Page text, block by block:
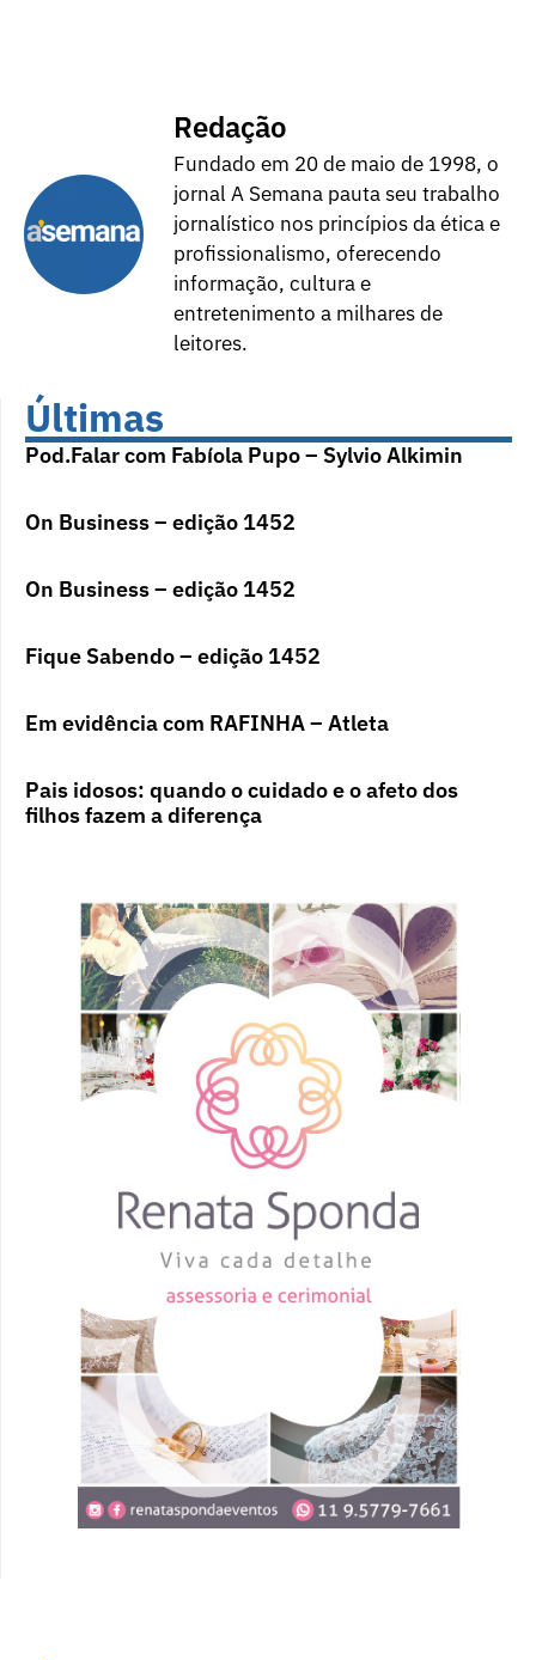
Redação
Fundado em 20 de maio de 1998, o
jornal A Semana pauta seu trabalho
jornalístico nos princípios da ética e
profissionalismo, oferecendo
informação, cultura e
entretenimento a milhares de
leitores.
Últimas
Pod.Falar com Fabíola Pupo – Sylvio Alkimin
On Business – edição 1452
On Business – edição 1452
Fique Sabendo – edição 1452
Em evidência com RAFINHA – Atleta
Pais idosos: quando o cuidado e o afeto dos
filhos fazem a diferença